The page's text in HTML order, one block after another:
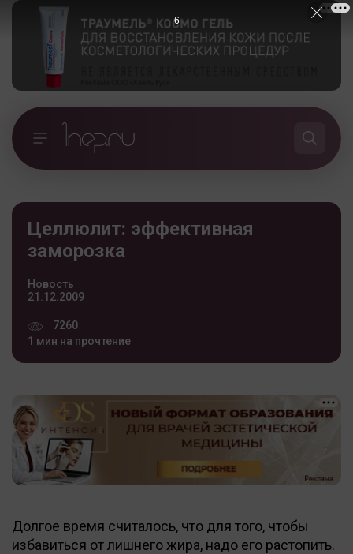
Целлюлит: эффективная
заморозка
Новость
21.12.2009
7260
1 мин на прочтение
Долгое время считалось, что для того, чтобы
избавиться от лишнего жира, надо его растопить.
5